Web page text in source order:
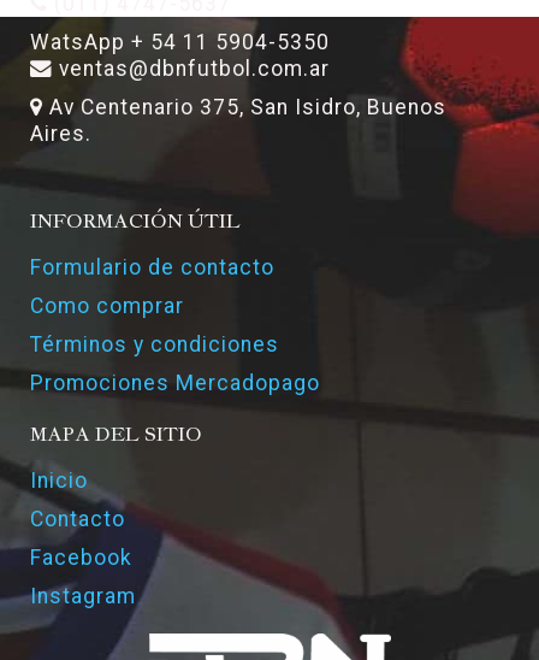
WatsApp + 54 11 5904-5350
ventas@dbnfutbol.com.ar
Av Centenario 375, San Isidro, Buenos
Aires.
INFORMACIÓN ÚTIL
Formulario de contacto
Como comprar
Términos y condiciones
Promociones Mercadopago
MAPA DEL SITIO
Inicio
Contacto
Facebook
Instagram